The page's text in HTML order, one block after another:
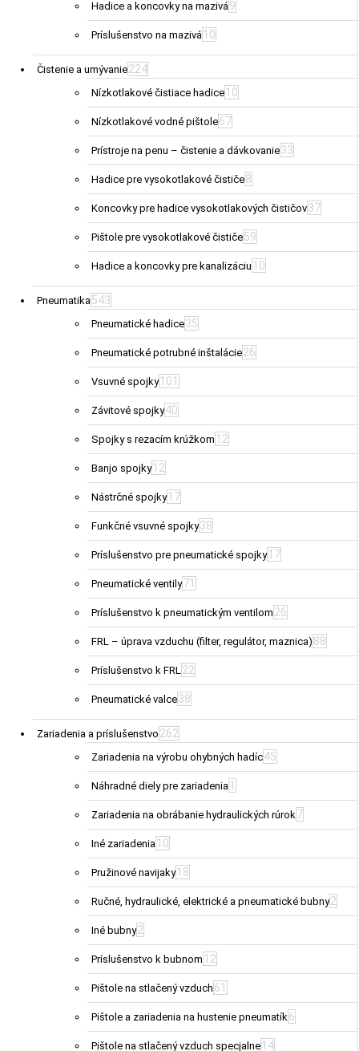
Hadice a koncovky na mazivá9
Príslušenstvo na mazivá 10
Čistenie a umývanie224
Nízkotlakové čistiace hadice 10
Nízkotlakové vodné pištole67
Prístroje na penu – čistenie a dávkovanie33
Hadice pre vysokotlakové čističe8
Koncovky pre hadice vysokotlakových čističov37
Pištole pre vysokotlakové čističe59
Hadice a koncovky pre kanalizáciu 10
Pneumatika543
Pneumatické hadice35
Pneumatické potrubné inštalácie26
Vsuvné spojky 101
Závitové spojky40
Spojky s rezacím krúžkom 12
Banjo spojky 12
Nástrčné spojky 17
Funkčné vsuvné spojky38
Príslušenstvo pre pneumatické spojky 17
Pneumatické ventily71
Príslušenstvo k pneumatickým ventilom 26
FRL – úprava vzduchu (filter, regulátor, maznica) 88
Príslušenstvo k FRL22
Pneumatické valce38
Zariadenia a príslušenstvo 262
Zariadenia na výrobu ohybných hadíc45
Náhradné diely pre zariadenia 1
Zariadenia na obrábanie hydraulických rúrok7
Iné zariadenia 10
Pružinové navijaky 18
Ručné, hydraulické, elektrické a pneumatické bubny2
Iné bubny2
Príslušenstvo k bubnom 12
Pištole na stlačený vzduch 61
Pištole a zariadenia na hustenie pneumatík6
Pištole na stlačený vzduch specjalne 14